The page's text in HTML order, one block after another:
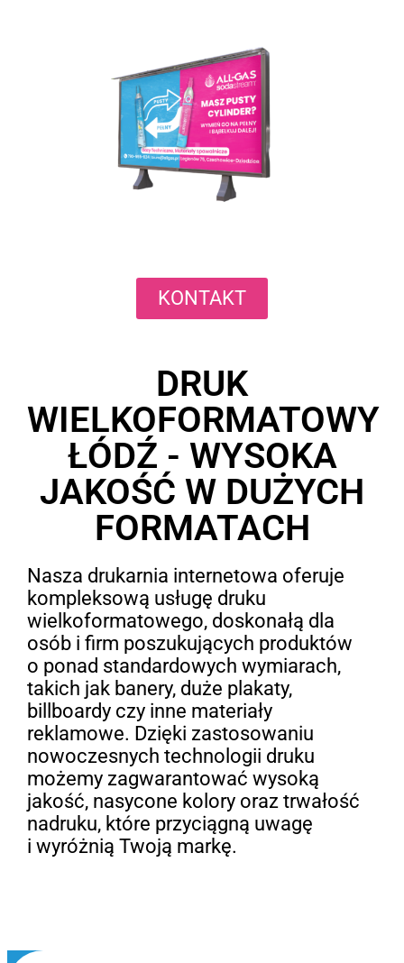
DRUK
WIELKOFORMATOWY
ŁÓDŹ - WYSOKA
JAKOŚĆ W DUŻYCH
FORMATACH
Nasza drukarnia internetowa oferuje
kompleksową usługę druku
wielkoformatowego, doskonałą dla
osób i firm poszukujących produktów
o ponad standardowych wymiarach,
takich jak banery, duże plakaty,
billboardy czy inne materiały
reklamowe. Dzięki zastosowaniu
nowoczesnych technologii druku
możemy zagwarantować wysoką
jakość, nasycone kolory oraz trwałość
nadruku, które przyciągną uwagę
i wyróżnią Twoją markę.
KONTAKT